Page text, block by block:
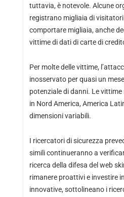
tuttavia, è notevole. Alcune
registrano migliaia di
comportare migliaia, anche
vittime di dati di carte di
Per molte delle vittime,
inosservato per quasi un
potenziale di danni. Le
in Nord America, America
dimensioni variabili.
I ricercatori di sicurezza
simili continueranno a
ricerca della difesa del web
rimanere proattivi e investire
innovative, sottolineano i